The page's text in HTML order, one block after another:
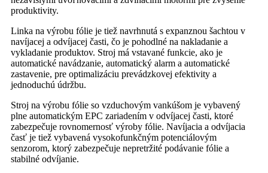
produktivity.
Linka na výrobu fólie je tiež navrhnutá s expanznou šachtou v
navíjacej a odvíjacej časti, čo je pohodlné na nakladanie a
vykladanie produktov. Stroj má vstavané funkcie, ako je
automatické navádzanie, automatický alarm a automatické
zastavenie, pre optimalizáciu prevádzkovej efektivity a
jednoduchú údržbu.
Stroj na výrobu fólie so vzduchovým vankúšom je vybavený
plne automatickým EPC zariadením v odvíjacej časti, ktoré
zabezpečuje rovnomernosť výroby fólie. Navíjacia a odvíjacia
časť je tiež vybavená vysokofunkčným potenciálovým
senzorom, ktorý zabezpečuje nepretržité podávanie fólie a
stabilné odvíjanie.